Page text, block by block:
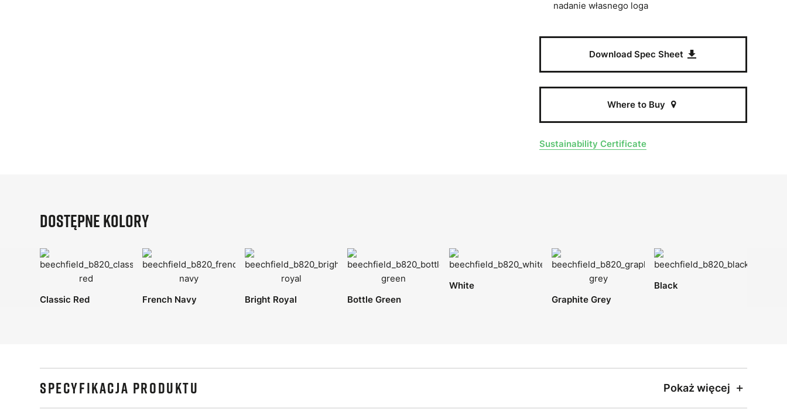
nadanie własnego loga
Download Spec Sheet
Where to Buy
Sustainability Certificate
Dostępne kolory
Classic Red French Navy Bright Royal Bottle Green
White
Graphite Grey
Black
SPECYFIKACJA PRODUKTU Pokaż więcej